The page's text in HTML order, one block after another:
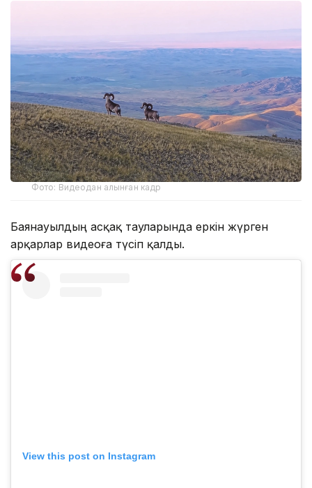
Фото: Видеодан алынған кадр
Баянауылдың асқақ тауларында еркін жүрген
арқарлар видеоға түсіп қалды.
View this post on Instagram